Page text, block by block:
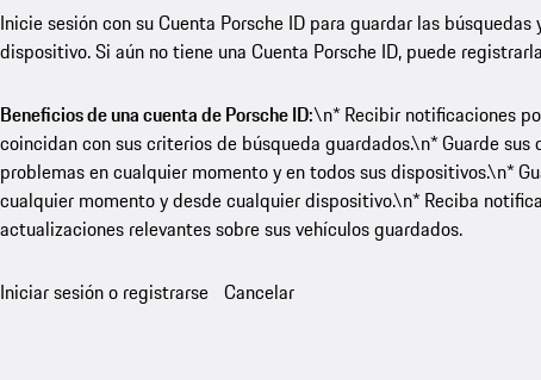
Inicie sesión con su Cuenta Porsche ID para guardar las
dispositivo. Si aún no tiene una Cuenta Porsche ID, puede
Beneficios de una cuenta de Porsche ID:\n* Recibir notificaciones
coincidan con sus criterios de búsqueda guardados.\n* Guarde
problemas en cualquier momento y en todos sus dispositivos.\n*
cualquier momento y desde cualquier dispositivo.\n* Reciba
actualizaciones relevantes sobre sus vehículos guardados.
Iniciar sesión o registrarse Cancelar